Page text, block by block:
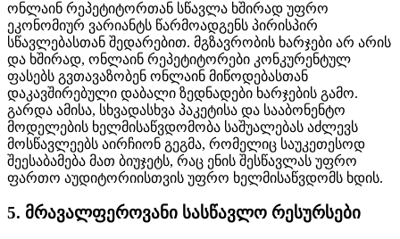
ონლაინ რეპეტიტორთან სწავლა ხშირად უფრო
ეკონომიურ ვარიანტს წარმოადგენს პირისპირ
სწავლებასთან შედარებით. მგზავრობის ხარჯები არ არის
და ხშირად, ონლაინ რეპეტიტორები კონკურენტულ
ფასებს გვთავაზობენ ონლაინ მიწოდებასთან
დაკავშირებული დაბალი ზედნადები ხარჯების გამო.
გარდა ამისა, სხვადასხვა პაკეტისა და სააბონენტო
მოდელების ხელმისაწვდომობა საშუალებას აძლევს
მოსწავლეებს აირჩიონ გეგმა, რომელიც საუკეთესოდ
შეესაბამება მათ ბიუჯეტს, რაც ენის შესწავლას უფრო
ფართო აუდიტორიისთვის უფრო ხელმისაწვდომს ხდის.
5. მრავალფეროვანი სასწავლო რესურსები